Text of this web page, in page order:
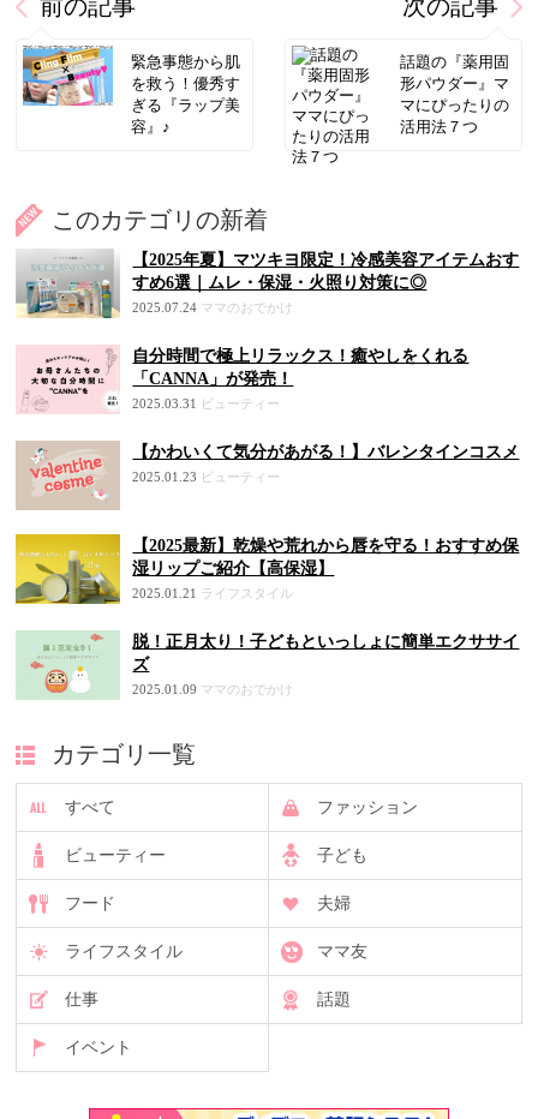
前の記事
緊急事態から肌
を救う！優秀す
ぎる『ラップ美
容』♪
次の記事
話題の『薬用固
形パウダー』マ
マにぴったりの
活用法７つ
このカテゴリの新着
【2025年夏】マツキヨ限定！冷感美容アイテムおす
すめ6選｜ムレ・保湿・火照り対策に◎
2025.07.24 ママのおでかけ
自分時間で極上リラックス！癒やしをくれる
「CANNA」が発売！
2025.03.31 ビューティー
【かわいくて気分があがる！】バレンタインコスメ
2025.01.23 ビューティー
【2025最新】乾燥や荒れから唇を守る！おすすめ保
湿リップご紹介【高保湿】
2025.01.21 ライフスタイル
脱！正月太り！子どもといっしょに簡単エクササイ
ズ
2025.01.09 ママのおでかけ
カテゴリ一覧
すべて ファッション
ビューティー 子ども
フード 夫婦
ライフスタイル ママ友
仕事 話題
イベント